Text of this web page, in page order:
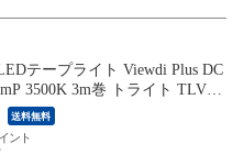
テープライト Viewdi Plus DC
3500K 3m巻 トライト TLVD3
事 照明用品 作業灯 照明用品 照
無料】
送料無料